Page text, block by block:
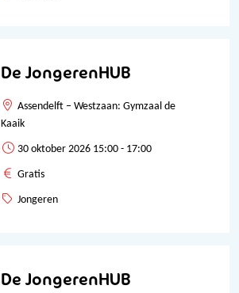
De JongerenHUB
Assendelft – Westzaan: Gymzaal de
Kaaik
30 oktober 2026 15:00 - 17:00
Gratis
Jongeren
De JongerenHUB